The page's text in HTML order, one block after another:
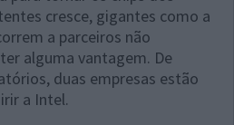
cresce, gigantes como a
a parceiros não
alguma vantagem. De
duas empresas estão
a Intel.